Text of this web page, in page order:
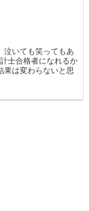
泣いても笑ってもあ
士合格者になれるか
果は変わらないと思